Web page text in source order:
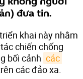
đưa tin.
khai này nhằm
chiến chống
bối cảnh các
các đảo xa.